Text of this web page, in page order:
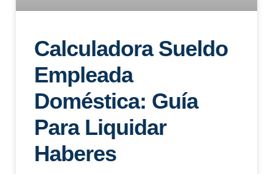
Calculadora Sueldo
Empleada
Doméstica: Guía
Para Liquidar
Haberes